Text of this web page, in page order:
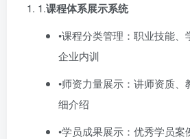
1.​课程体系展示系统
•课程分类管理：职业技能、
企业内训
•师资力量展示：讲师资质
细介绍
•学员成果展示：优秀学员